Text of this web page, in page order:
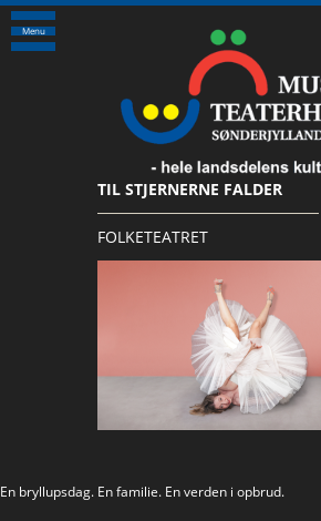
Menu
TIL STJERNERNE FALDER
FOLKETEATRET
En bryllupsdag. En familie. En verden i opbrud.